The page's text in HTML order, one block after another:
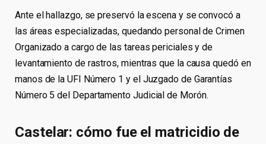
Ante el hallazgo, se preservó la escena y se convocó a
las áreas especializadas, quedando personal de Crimen
Organizado a cargo de las tareas periciales y de
levantamiento de rastros, mientras que la causa quedó en
manos de la UFI Número 1 y el Juzgado de Garantías
Número 5 del Departamento Judicial de Morón.
Castelar: cómo fue el matricidio de